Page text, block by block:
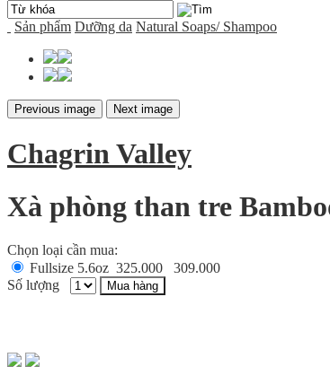
Sản phẩm Dưỡng da Natural Soaps/ Shampoo
Previous image Next image
Chagrin Valley
Xà phòng than tre
Chọn loại cần mua:
Fullsize 5.6oz 325.000
309.000
Số lượng
Mua hàng